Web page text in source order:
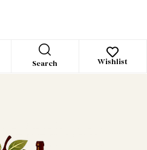
Search Wishlist